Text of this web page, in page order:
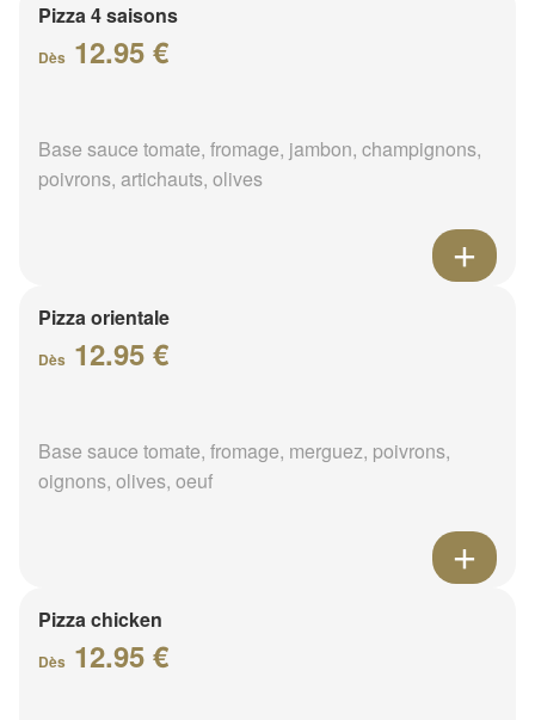
Pizza 4 saisons
Dès 12.95 €
Base sauce tomate, fromage, jambon, champignons,
poivrons, artichauts, olives
Pizza orientale
Dès 12.95 €
Base sauce tomate, fromage, merguez, poivrons,
oignons, olives, oeuf
Pizza chicken
Dès 12.95 €